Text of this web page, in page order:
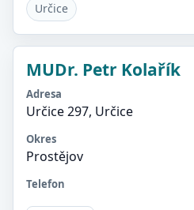
Určice
MUDr. Petr Kolařík
Adresa
Určice 297, Určice
Okres
Prostějov
Telefon